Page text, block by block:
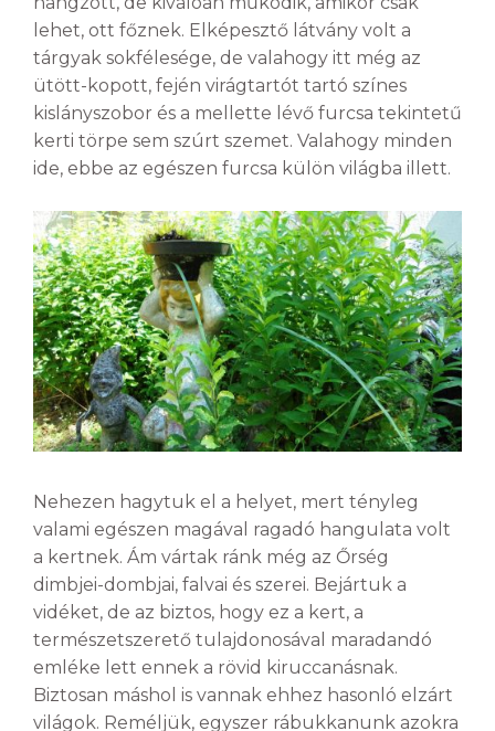
lehet, ott főznek. Elképesztő látvány volt a
tárgyak sokfélesége, de valahogy itt még az
ütött-kopott, fején virágtartót tartó színes
kislányszobor és a mellette lévő furcsa tekintetű
kerti törpe sem szúrt szemet. Valahogy minden
ide, ebbe az egészen furcsa külön világba illett.
Nehezen hagytuk el a helyet, mert tényleg
valami egészen magával ragadó hangulata volt
a kertnek. Ám vártak ránk még az Őrség
dimbjei-dombjai, falvai és szerei. Bejártuk a
vidéket, de az biztos, hogy ez a kert, a
természetszerető tulajdonosával maradandó
emléke lett ennek a rövid kiruccanásnak.
Biztosan máshol is vannak ehhez hasonló elzárt
világok. Reméljük, egyszer rábukkanunk azokra